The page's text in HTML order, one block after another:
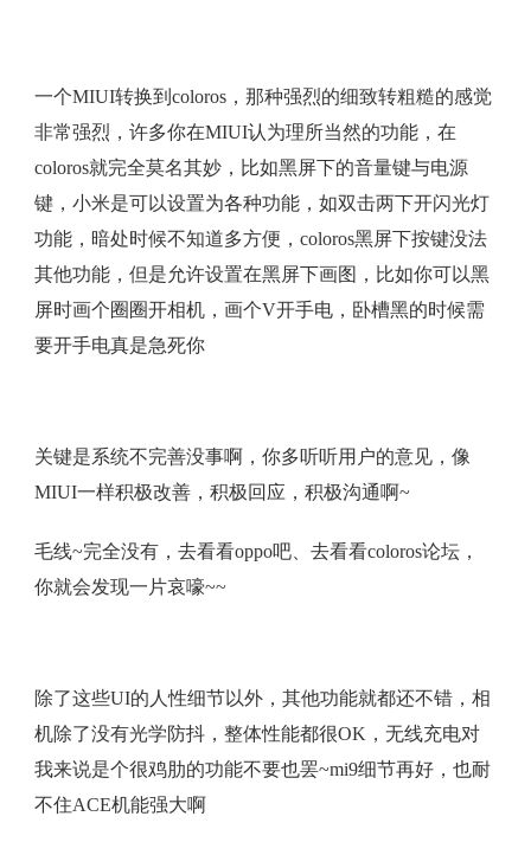
一个MIUI转换到coloros，那种强烈的细致转粗糙的感觉
非常强烈，许多你在MIUI认为理所当然的功能，在
coloros就完全莫名其妙，比如黑屏下的音量键与电源
键，小米是可以设置为各种功能，如双击两下开闪光灯
功能，暗处时候不知道多方便，coloros黑屏下按键没法
其他功能，但是允许设置在黑屏下画图，比如你可以黑
屏时画个圈圈开相机，画个V开手电，卧槽黑的时候需
要开手电真是急死你
关键是系统不完善没事啊，你多听听用户的意见，像
MIUI一样积极改善，积极回应，积极沟通啊~
毛线~完全没有，去看看oppo吧、去看看coloros论坛，
你就会发现一片哀嚎~~
除了这些UI的人性细节以外，其他功能就都还不错，相
机除了没有光学防抖，整体性能都很OK，无线充电对
我来说是个很鸡肋的功能不要也罢~mi9细节再好，也耐
不住ACE机能强大啊